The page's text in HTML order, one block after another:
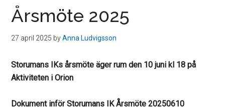
Storumans
Idrottsklubb
Ishockey,
Pingis,
Volleyboll
Årsmöte 2025
27 april 2025 byAnna Ludvigsson
Storumans IKs årsmöte äger rum den 10 juni kl 18 på
Aktiviteten i Orion
Dokument inför Storumans IK Årsmöte 20250610